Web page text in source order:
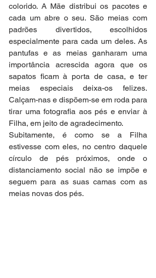
colorido. A Mãe distribui os pacotes e
cada um abre o seu. São meias com
padrões divertidos, escolhidos
especialmente para cada um deles. As
pantufas e as meias ganharam uma
importância acrescida agora que os
sapatos ficam à porta de casa, e ter
meias especiais deixa-os felizes.
Calçam-nas e dispõem-se em roda para
tirar uma fotografia aos pés e enviar à
Filha, em jeito de agradecimento.
Subitamente, é como se a Filha
estivesse com eles, no centro daquele
círculo de pés próximos, onde o
distanciamento social não se impõe e
seguem para as suas camas com as
meias novas dos pés.